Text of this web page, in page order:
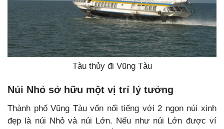
Tàu thủy đi Vũng Tàu
Núi Nhỏ sở hữu một vị trí lý tưởng
Thành phố Vũng Tàu vốn nổi tiếng với 2 ngọn núi xinh
đẹp là núi Nhỏ và núi Lớn. Nếu như núi Lớn được ví